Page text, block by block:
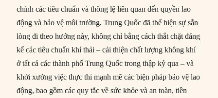
chỉnh các tiêu chuẩn và thông lệ liên quan đến quyền lao
động và bảo vệ môi trường. Trung Quốc đã thể hiện sự sẵn
lòng đi theo hướng này, không chỉ bằng cách thắt chặt đáng
kể các tiêu chuẩn khí thải – cải thiện chất lượng không khí
ở tất cả các thành phố Trung Quốc trong thập kỷ qua – và
khởi xướng việc thực thi mạnh mẽ các biện pháp bảo vệ lao
động, bao gồm các quy tắc về sức khỏe và an toàn, tiền